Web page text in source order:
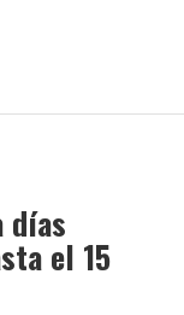
días
el 15